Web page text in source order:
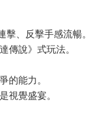
、反擊手感流暢。
傳說》式玩法。
的能力。
視覺盛宴。